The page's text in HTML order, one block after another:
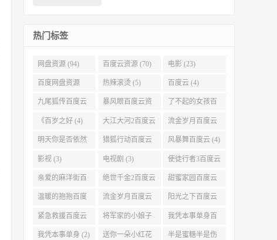
热门标签
网盘资源 (94) 百度云资源 (70) 电影 (23)
百度网盘资源
(11)
热辣滚烫 (5) 百度云 (4)
九尾狐传百度云
(4)
暴风眼百度云资
源 (4)
了不起的女孩百
度云 (4)
《百岁之好 (4) 大江大河2百度云
(4)
流金岁月百度云
(4)
明天你是否依然
爱我百度云 (4)
猎狐行动百度云
(4)
风暴舞百度云 (4)
影视 (3) 电视剧 (3) 使徒行者3百度云
资源 (3)
亲爱的麻洋街百
度云资源 (3)
绝世千金2百度云
(3)
甜蜜家园百度云
(3)
温暖的抱抱百度
云 (3)
流金岁月百度云
完整网盘 (3)
阳光之下百度云
(3)
紧急救援百度云
资源 (2)
将军家的小娘子
百度云 (2)
我凭本事单身百
度云资源 (2)
我凭本事单身 (2) 送你一朵小红花 半是蜜糖半是伤